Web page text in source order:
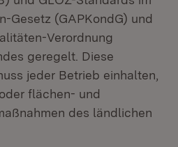
Gesetz (GAPKondG) und
Verordnung
geregelt. Diese
jeder Betrieb einhalten,
flächen- und
des ländlichen